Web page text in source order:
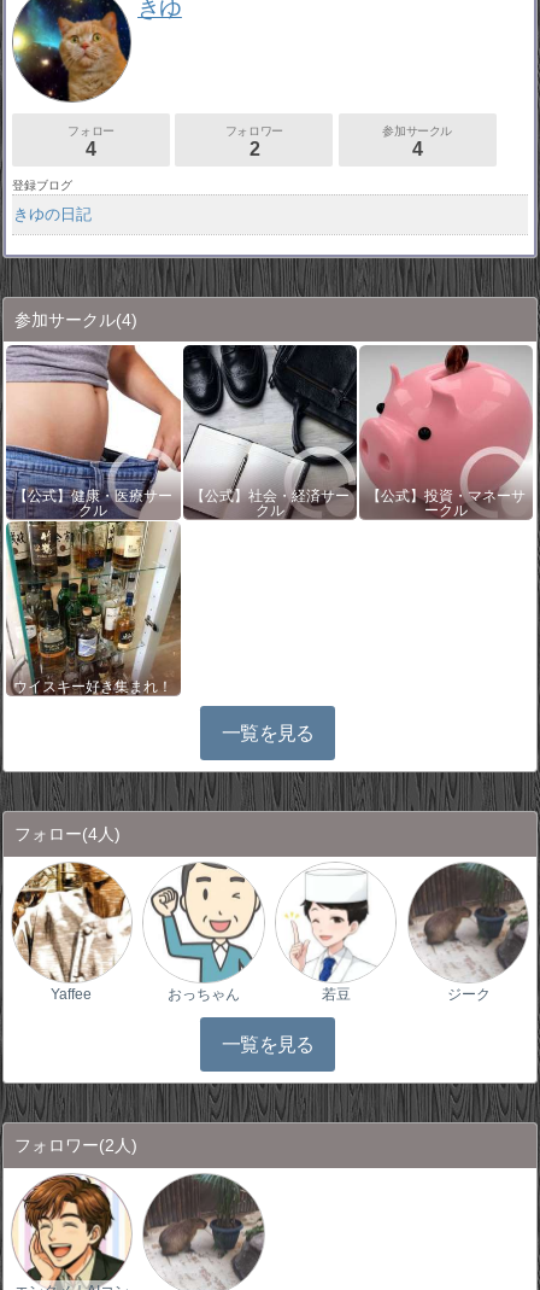
きゆ
フォロー
4
フォロワー
2
参加サークル
4
登録ブログ
きゆの日記
参加サークル(4)
【公式】健康・医療サー
クル
【公式】社会・経済サー
クル
【公式】投資・マネーサ
ークル
ウイスキー好き集まれ！
一覧を見る
フォロー(4人)
Yaffee おっちゃん 若豆 ジーク
一覧を見る
フォロワー(2人)